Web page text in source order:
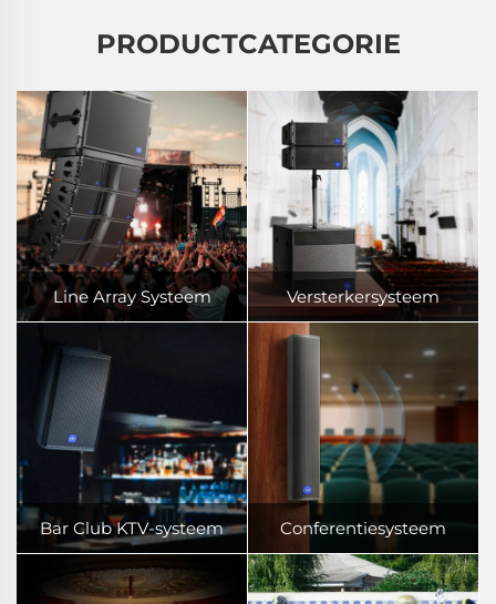
PRODUCTCATEGORIE
Line Array Systeem Versterkersysteem
Bar Club KTV-systeem Conferentiesysteem